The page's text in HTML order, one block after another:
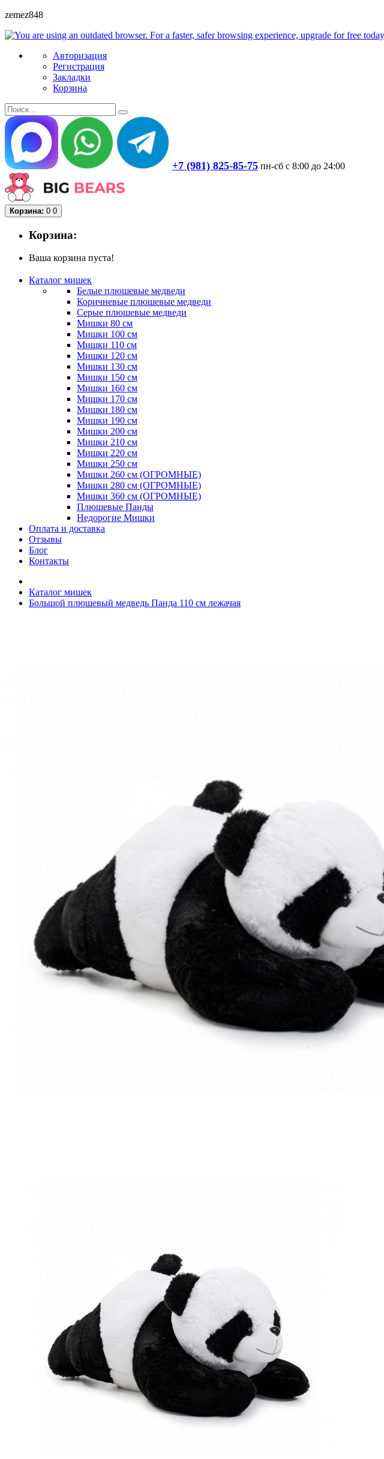
zemez848
Авторизация
Регистрация
Закладки
Корзина
+7 (981) 825-85-75 пн-сб с 8:00 до 24:00
Корзина: 0 0
Корзина:
Ваша корзина пуста!
Каталог мишек
Белые плюшевые медведи
Коричневые плюшевые медведи
Серые плюшевые медведи
Мишки 80 см
Мишки 100 см
Мишки 110 см
Мишки 120 см
Мишки 130 см
Мишки 150 см
Мишки 160 см
Мишки 170 см
Мишки 180 см
Мишки 190 см
Мишки 200 см
Мишки 210 см
Мишки 220 см
Мишки 250 см
Мишки 260 см (ОГРОМНЫЕ)
Мишки 280 см (ОГРОМНЫЕ)
Мишки 360 см (ОГРОМНЫЕ)
Плюшевые Панды
Недорогие Мишки
Оплата и доставка
Отзывы
Блог
Контакты
Каталог мишек
Большой плюшевый медведь Панда 110 см лежачая